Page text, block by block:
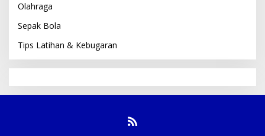
Olahraga
Sepak Bola
Tips Latihan & Kebugaran